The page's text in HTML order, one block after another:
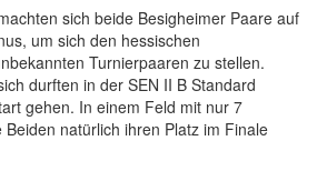
sich beide Besigheimer Paare auf
um sich den hessischen
Turnierpaaren zu stellen.
durften in der SEN II B Standard
gehen. In einem Feld mit nur 7
natürlich ihren Platz im Finale